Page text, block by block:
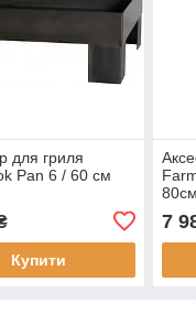
для гриля
Pan 6 / 60 см
Купити
7